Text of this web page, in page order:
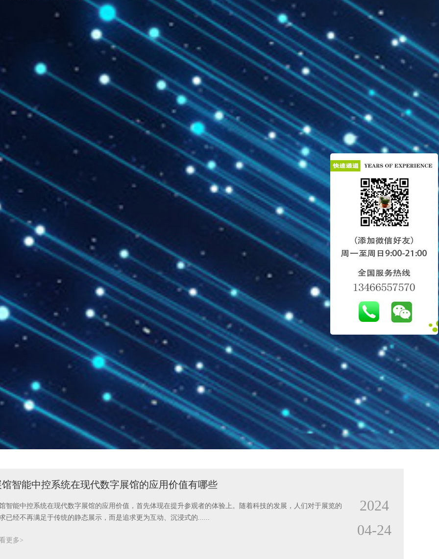
馆智能中控系统在现代数字展馆的应用价值有哪些
智能中控系统在现代数字展馆的应用价值，首先体现在提升参观者的体验上。随着科技的发展，人们对于展览的
已经不再满足于传统的静态展示，而是追求更为互动、沉浸式的......
更多>
2024
04-24